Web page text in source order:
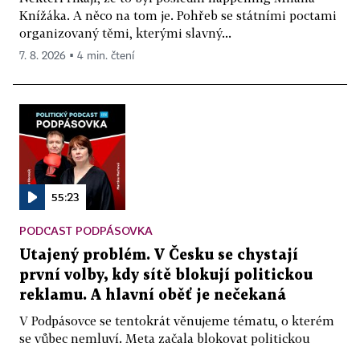
Knížáka. A něco na tom je. Pohřeb se státními poctami
organizovaný těmi, kterými slavný...
7. 8. 2026 ▪ 4 min. čtení
55:23
PODCAST PODPÁSOVKA
Utajený problém. V Česku se chystají
první volby, kdy sítě blokují politickou
reklamu. A hlavní oběť je nečekaná
V Podpásovce se tentokrát věnujeme tématu, o kterém
se vůbec nemluví. Meta začala blokovat politickou